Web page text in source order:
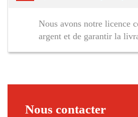
Nous avons notre licence
argent et de garantir la
Nous contacter